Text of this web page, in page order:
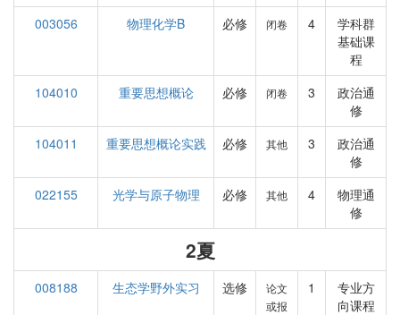
003056
物理化学B 必修 闭卷 4
学科群
基础课
程
104010
重要思想概论 必修 闭卷 3
政治通
修
104011
重要思想概论实践 必修 其他 3
政治通
修
022155
光学与原子物理 必修 其他 4
物理通
修
2夏
008188 生态学野外实习 选修
论文
或报
1
专业方
向课程